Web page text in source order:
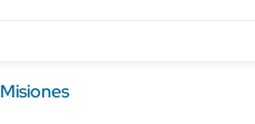
Misiones